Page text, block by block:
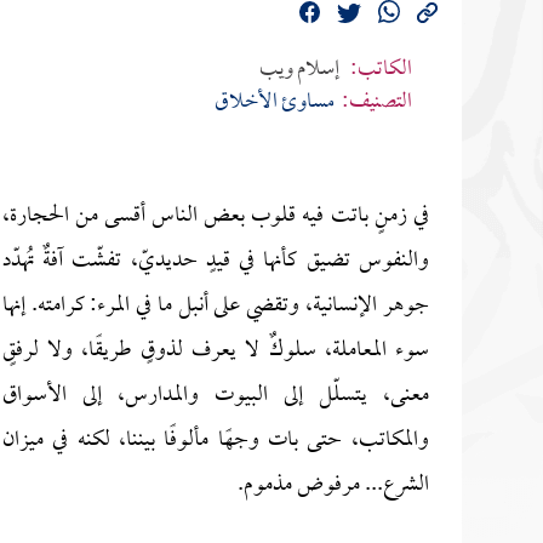
الكاتب: إسلام ويب
التصنيف: مساوئ الأخلاق
في زمنٍ باتت فيه قلوب بعض الناس أقسى من الحجارة،
والنفوس تضيق كأنها في قيدٍ حديديّ، تفشّت آفةٌ تُهدّد
جوهر الإنسانية، وتقضي على أنبل ما في المرء: كرامته. إنها
سوء المعاملة، سلوكٌ لا يعرف لذوقٍ طريقًا، ولا لرفقٍ
معنى، يتسلّل إلى البيوت والمدارس، إلى الأسواق
والمكاتب، حتى بات وجهًا مألوفًا بيننا، لكنه في ميزان
الشرع... مرفوض مذموم.